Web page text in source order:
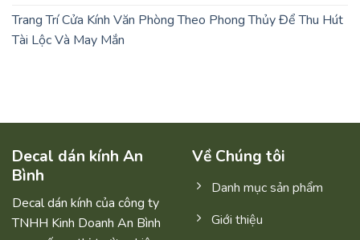
Trang Trí Cửa Kính Văn Phòng Theo Phong Thủy Để Thu Hút
Tài Lộc Và May Mắn
Decal dán kính An
Bình
Decal dán kính của công ty
TNHH Kinh Doanh An Bình
Về Chúng tôi
Danh mục sản phẩm
Giới thiệu